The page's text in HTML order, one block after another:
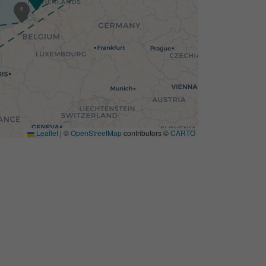
5
Leaflet | ©OpenStreetMap contributors ©CARTO